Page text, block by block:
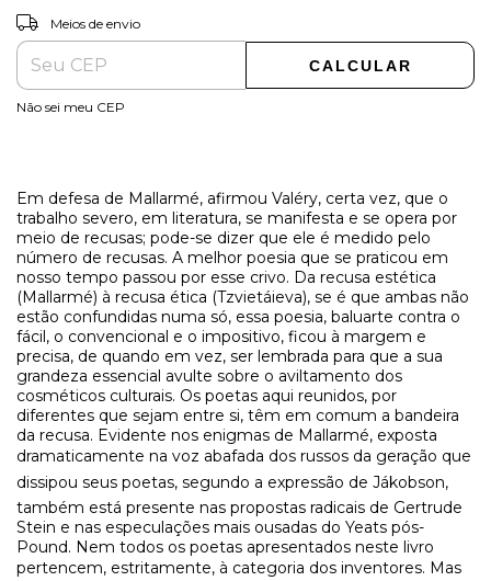
Entregas para o CEP:
Meios de envio
CALCULAR
Não sei meu CEP
Em defesa de Mallarmé, afirmou Valéry, certa vez, que o
trabalho severo, em literatura, se manifesta e se opera por
meio de recusas; pode-se dizer que ele é medido pelo
número de recusas. A melhor poesia que se praticou em
nosso tempo passou por esse crivo. Da recusa estética
(Mallarmé) à recusa ética (Tzvietáieva), se é que ambas não
estão confundidas numa só, essa poesia, baluarte contra o
fácil, o convencional e o impositivo, ficou à margem e
precisa, de quando em vez, ser lembrada para que a sua
grandeza essencial avulte sobre o aviltamento dos
cosméticos culturais. Os poetas aqui reunidos, por
diferentes que sejam entre si, têm em comum a bandeira
da recusa. Evidente nos enigmas de Mallarmé, exposta
dramaticamente na voz abafada dos russos da geração que
dissipou seus poetas, segundo a expressão de Jákobson,
também está presente nas propostas radicais de Gertrude
Stein e nas especulações mais ousadas do Yeats pós-
Pound. Nem todos os poetas apresentados neste livro
pertencem, estritamente, à categoria dos inventores. Mas